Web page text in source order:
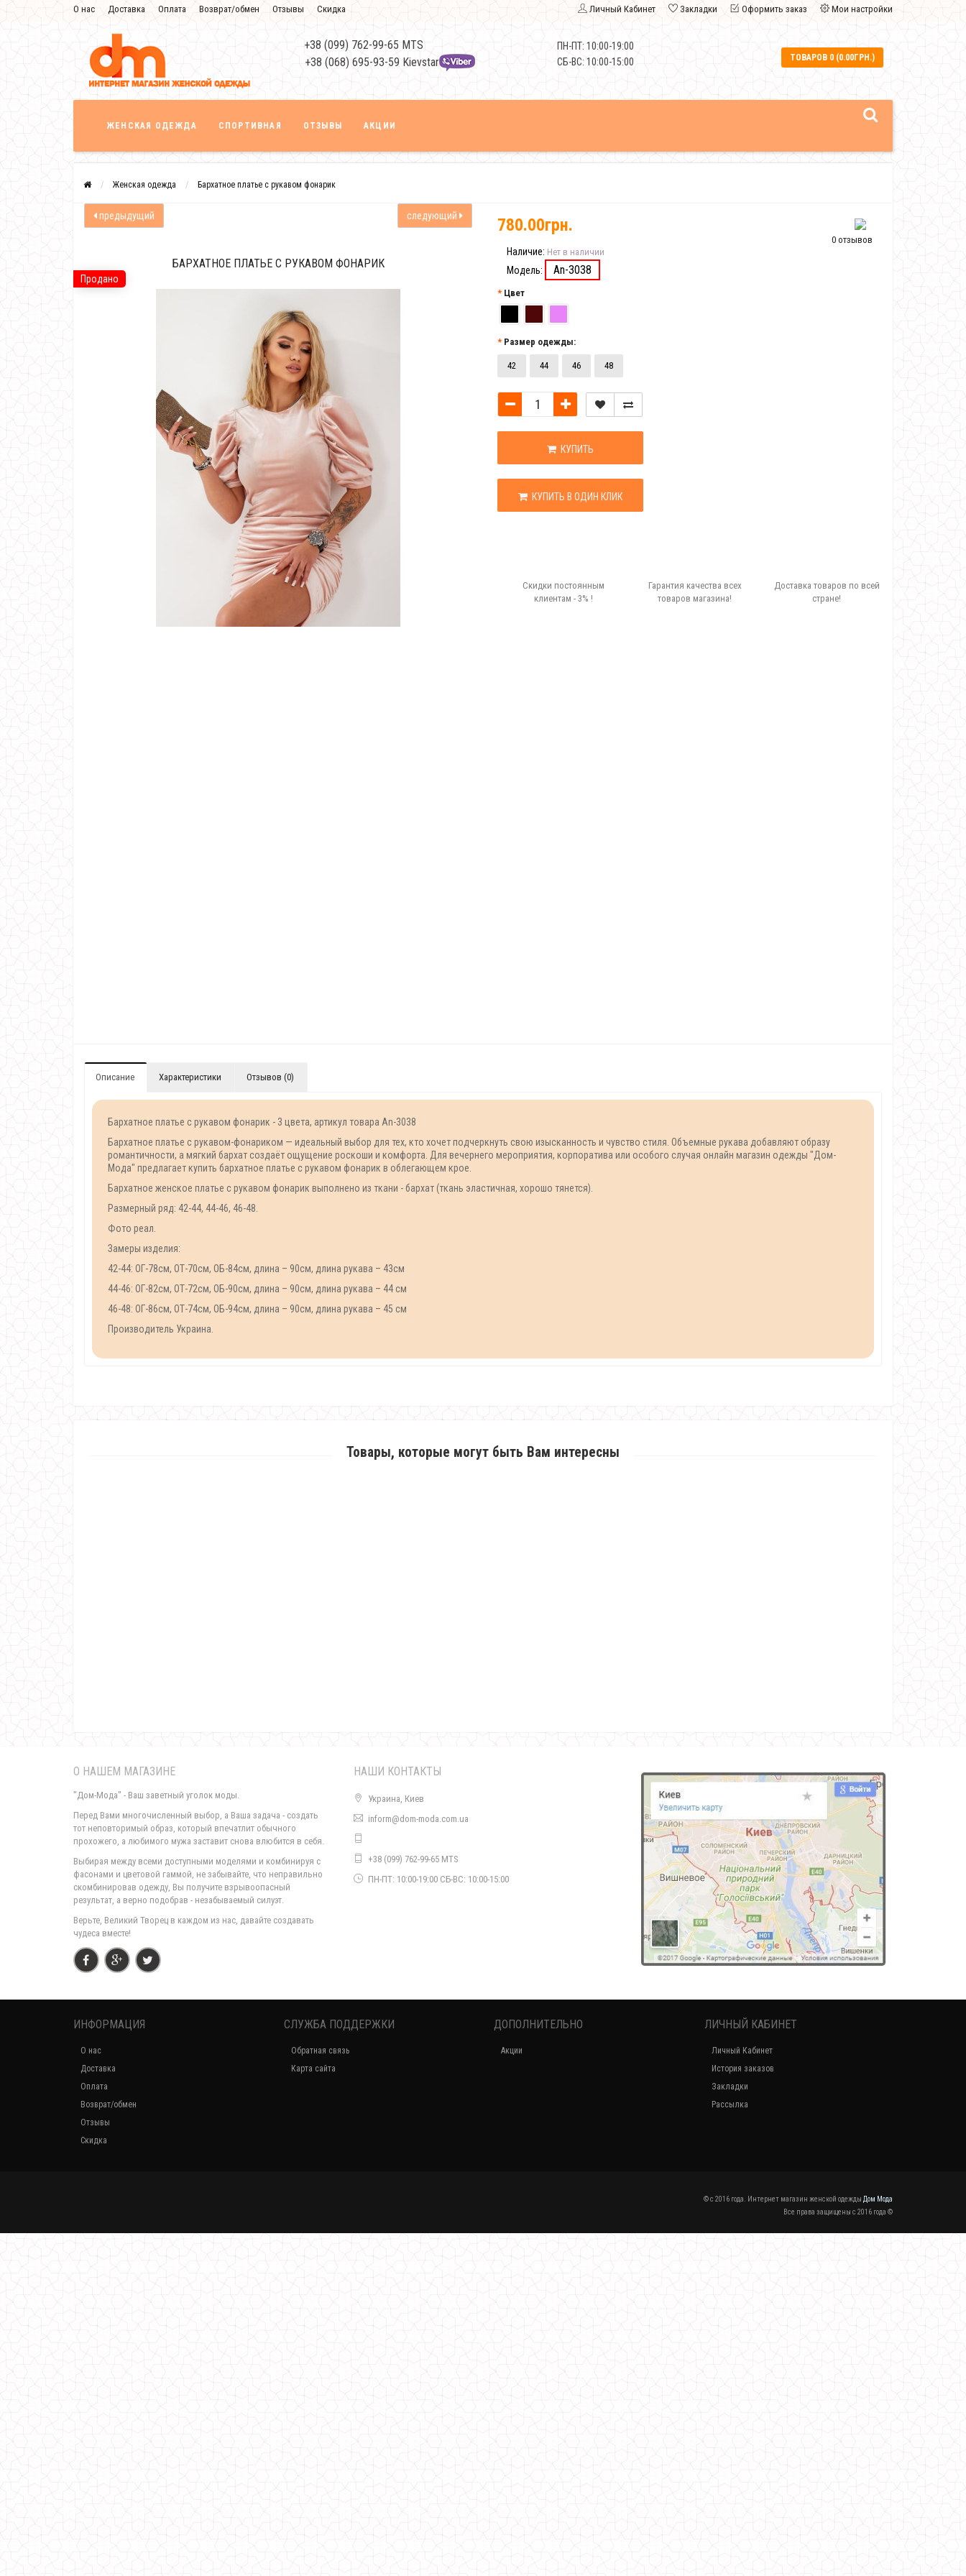
О нас Доставка Оплата Возврат/обмен Отзывы Скидка Личный Кабинет Закладки Оформить заказ Мои настройки
+38 (099) 762-99-65 MTS
+38 (068) 695-93-59 Kievstar
ПН-ПТ: 10:00-19:00
СБ-ВС: 10:00-15:00
ТОВАРОВ 0 (0.00ГРН.)
ЖЕНСКАЯ ОДЕЖДА СПОРТИВНАЯ ОТЗЫВЫ АКЦИИ
Женская одежда Бархатное платье с рукавом фонарик
предыдущий следующий
Продано
БАРХАТНОЕ ПЛАТЬЕ С РУКАВОМ ФОНАРИК
0 отзывов
780.00грн.
Наличие: Нет в наличии
Модель: An-3038
Цвет
Размер одежды:
42 44 46 48
КУПИТЬ
КУПИТЬ В ОДИН КЛИК
Скидки постоянным
клиентам - 3% !
Гарантия качества всех
товаров магазина!
Доставка товаров по всей
стране!
Описание Характеристики Отзывов (0)
Бархатное платье с рукавом фонарик - 3 цвета, артикул товара An-3038
Бархатное платье с рукавом-фонариком — идеальный выбор для тех, кто хочет подчеркнуть свою изысканность и чувство стиля. Объемные рукава добавляют образу
романтичности, а мягкий бархат создаёт ощущение роскоши и комфорта. Для вечернего мероприятия, корпоратива или особого случая онлайн магазин одежды "Дом-
Мода" предлагает купить бархатное платье с рукавом фонарик в облегающем крое.
Бархатное женское платье с рукавом фонарик выполнено из ткани - бархат (ткань эластичная, хорошо тянется).
Размерный ряд: 42-44, 44-46, 46-48.
Фото реал.
Замеры изделия:
42-44: ОГ-78см, ОТ-70см, ОБ-84см, длина – 90см, длина рукава – 43см
44-46: ОГ-82см, ОТ-72см, ОБ-90см, длина – 90см, длина рукава – 44 см
46-48: ОГ-86см, ОТ-74см, ОБ-94см, длина – 90см, длина рукава – 45 см
Производитель Украина.
Товары, которые могут быть Вам интересны
Бархатное платье с разрезом спереди
Вечернее бархатное платье для девушек
750.00грн.
Женское бархатное короткое платье
750.00грн.
О НАШЕМ МАГАЗИНЕ
"Дом-Мода" - Ваш заветный уголок моды.
Перед Вами многочисленный выбор, а Ваша задача - создать
тот неповторимый образ, который впечатлит обычного
прохожего, а любимого мужа заставит снова влюбится в себя.
Выбирая между всеми доступными моделями и комбинируя с
фасонами и цветовой гаммой, не забывайте, что неправильно
скомбинировав одежду, Вы получите взрывоопасный
результат, а верно подобрав - незабываемый силуэт.
Верьте, Великий Творец в каждом из нас, давайте создавать
чудеса вместе!
НАШИ КОНТАКТЫ
Украина, Киев
inform@dom-moda.com.ua
+38 (099) 762-99-65 MTS
ПН-ПТ: 10:00-19:00 СБ-ВС: 10:00-15:00
ИНФОРМАЦИЯ
О нас
Доставка
Оплата
Возврат/обмен
Отзывы
Скидка
СЛУЖБА ПОДДЕРЖКИ
Обратная связь
Карта сайта
ДОПОЛНИТЕЛЬНО
Акции
ЛИЧНЫЙ КАБИНЕТ
Личный Кабинет
История заказов
Закладки
Рассылка
© c 2016 года. Интернет магазин женской одежды Дом Мода
Все права защищены c 2016 года ©